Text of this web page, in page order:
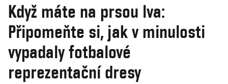
Když máte na prsou lva:
Připomeňte si, jak v minulosti
vypadaly fotbalové
reprezentační dresy